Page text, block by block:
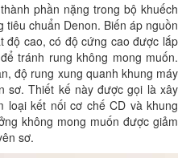
phần nặng trong bộ khuếch
chuẩn Denon. Biến áp nguồn
độ cao, có độ cứng cao được lắp
tránh rung không mong muốn.
độ rung xung quanh khung máy
sơ. Thiết kế này được gọi là xây
kết nối cơ chế CD và khung
không mong muốn được giảm
sơ.